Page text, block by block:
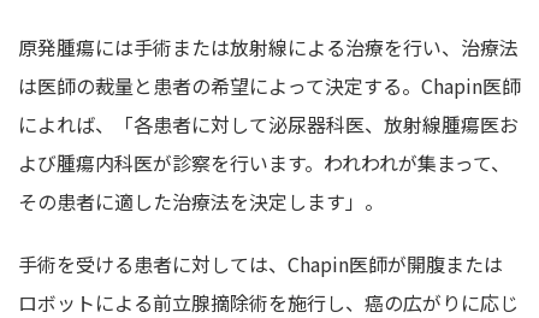
原発腫瘍には手術または放射線による治療を行い、治療法
は医師の裁量と患者の希望によって決定する。Chapin医師
によれば、「各患者に対して泌尿器科医、放射線腫瘍医お
よび腫瘍内科医が診察を行います。われわれが集まって、
その患者に適した治療法を決定します」。
手術を受ける患者に対しては、Chapin医師が開腹または
ロボットによる前立腺摘除術を施行し、癌の広がりに応じ